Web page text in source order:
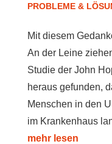
PROBLEME &
Mit diesem
An der Leine
Studie der John
heraus gefunden,
Menschen in den
im Krankenhaus
mehr lesen